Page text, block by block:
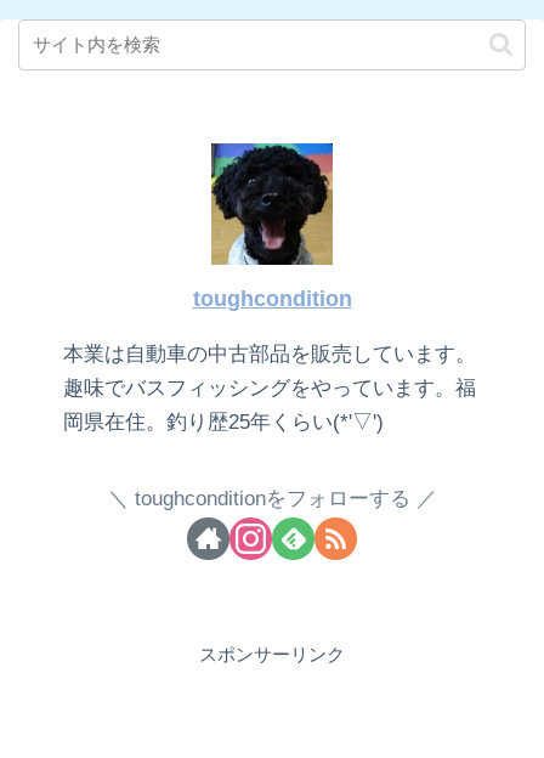
toughcondition
本業は自動車の中古部品を販売しています。
趣味でバスフィッシングをやっています。福
岡県在住。釣り歴25年くらい(*'▽')
toughconditionをフォローする
スポンサーリンク